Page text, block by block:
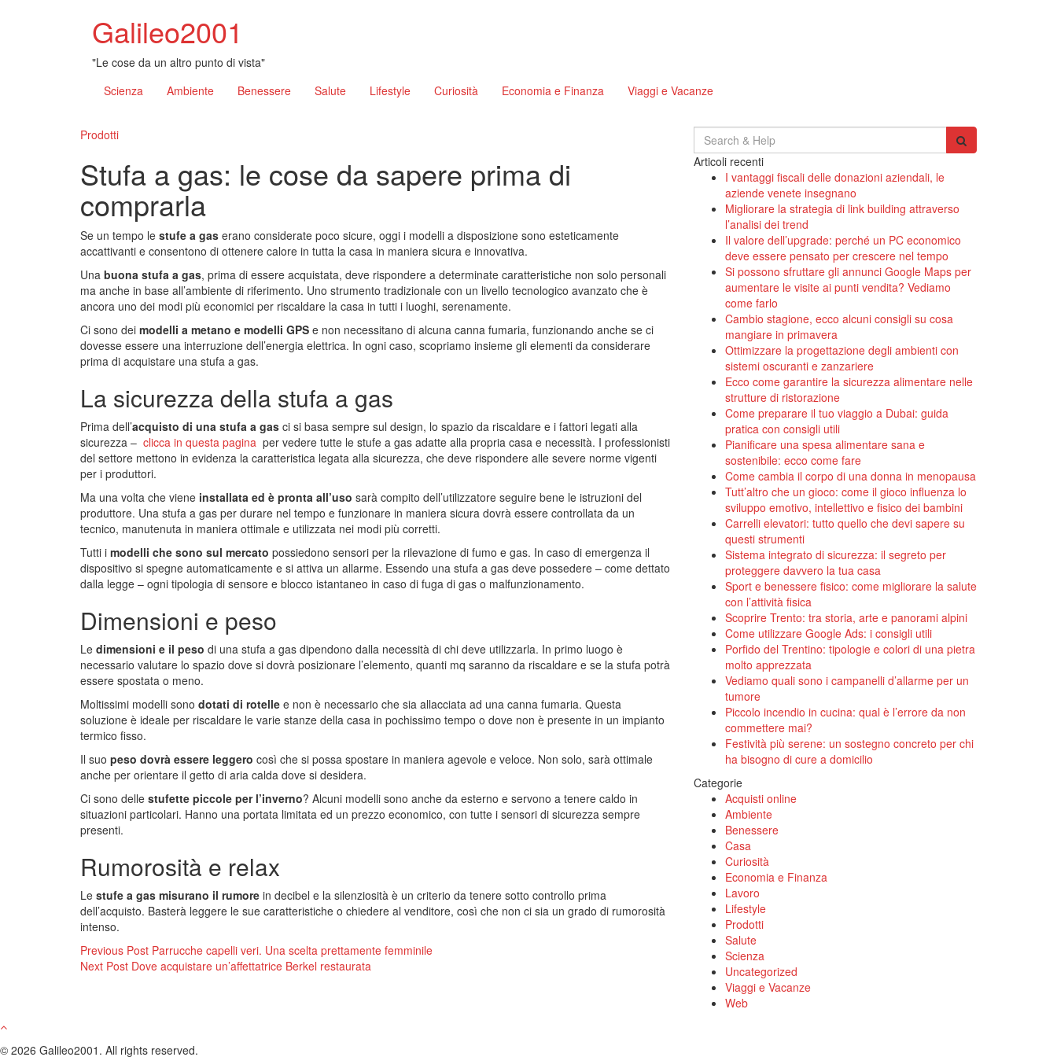
Galileo2001
"Le cose da un altro punto di vista"
Scienza
Ambiente Benessere Salute Lifestyle Curiosità Economia e Finanza Viaggi e Vacanze
Prodotti
Stufa a gas: le cose da sapere prima di
comprarla
Se un tempo le stufe a gas erano considerate poco sicure, oggi i modelli a disposizione sono esteticamente
accattivanti e consentono di ottenere calore in tutta la casa in maniera sicura e innovativa.
Una buona stufa a gas, prima di essere acquistata, deve rispondere a determinate caratteristiche non solo personali
ma anche in base all’ambiente di riferimento. Uno strumento tradizionale con un livello tecnologico avanzato che è
ancora uno dei modi più economici per riscaldare la casa in tutti i luoghi, serenamente.
Ci sono dei modelli a metano e modelli GPS e non necessitano di alcuna canna fumaria, funzionando anche se ci
dovesse essere una interruzione dell’energia elettrica. In ogni caso, scopriamo insieme gli elementi da considerare
prima di acquistare una stufa a gas.
La sicurezza della stufa a gas
Prima dell’acquisto di una stufa a gas ci si basa sempre sul design, lo spazio da riscaldare e i fattori legati alla
sicurezza – clicca in questa pagina per vedere tutte le stufe a gas adatte alla propria casa e necessità. I professionisti
del settore mettono in evidenza la caratteristica legata alla sicurezza, che deve rispondere alle severe norme vigenti
per i produttori.
Ma una volta che viene installata ed è pronta all’uso sarà compito dell’utilizzatore seguire bene le istruzioni del
produttore. Una stufa a gas per durare nel tempo e funzionare in maniera sicura dovrà essere controllata da un
tecnico, manutenuta in maniera ottimale e utilizzata nei modi più corretti.
Tutti i modelli che sono sul mercato possiedono sensori per la rilevazione di fumo e gas. In caso di emergenza il
dispositivo si spegne automaticamente e si attiva un allarme. Essendo una stufa a gas deve possedere – come dettato
dalla legge – ogni tipologia di sensore e blocco istantaneo in caso di fuga di gas o malfunzionamento.
Dimensioni e peso
Le dimensioni e il peso di una stufa a gas dipendono dalla necessità di chi deve utilizzarla. In primo luogo è
necessario valutare lo spazio dove si dovrà posizionare l’elemento, quanti mq saranno da riscaldare e se la stufa potrà
essere spostata o meno.
Moltissimi modelli sono dotati di rotelle e non è necessario che sia allacciata ad una canna fumaria. Questa
soluzione è ideale per riscaldare le varie stanze della casa in pochissimo tempo o dove non è presente in un impianto
termico fisso.
Il suo peso dovrà essere leggero così che si possa spostare in maniera agevole e veloce. Non solo, sarà ottimale
anche per orientare il getto di aria calda dove si desidera.
Ci sono delle stufette piccole per l’inverno? Alcuni modelli sono anche da esterno e servono a tenere caldo in
situazioni particolari. Hanno una portata limitata ed un prezzo economico, con tutte i sensori di sicurezza sempre
presenti.
Rumorosità e relax
Le stufe a gas misurano il rumore in decibel e la silenziosità è un criterio da tenere sotto controllo prima
dell’acquisto. Basterà leggere le sue caratteristiche o chiedere al venditore, così che non ci sia un grado di rumorosità
intenso.
Navigazione
articoli
Previous Post Parrucche capelli veri. Una scelta prettamente femminile
Next Post Dove acquistare un’affettatrice Berkel restaurata
Search
for:
Articoli recenti
I vantaggi fiscali delle donazioni aziendali, le
aziende venete insegnano
Migliorare la strategia di link building attraverso
l’analisi dei trend
Il valore dell’upgrade: perché un PC economico
deve essere pensato per crescere nel tempo
Si possono sfruttare gli annunci Google Maps per
aumentare le visite ai punti vendita? Vediamo
come farlo
Cambio stagione, ecco alcuni consigli su cosa
mangiare in primavera
Ottimizzare la progettazione degli ambienti con
sistemi oscuranti e zanzariere
Ecco come garantire la sicurezza alimentare nelle
strutture di ristorazione
Come preparare il tuo viaggio a Dubai: guida
pratica con consigli utili
Pianificare una spesa alimentare sana e
sostenibile: ecco come fare
Come cambia il corpo di una donna in menopausa
Tutt’altro che un gioco: come il gioco influenza lo
sviluppo emotivo, intellettivo e fisico dei bambini
Carrelli elevatori: tutto quello che devi sapere su
questi strumenti
Sistema integrato di sicurezza: il segreto per
proteggere davvero la tua casa
Sport e benessere fisico: come migliorare la salute
con l’attività fisica
Scoprire Trento: tra storia, arte e panorami alpini
Come utilizzare Google Ads: i consigli utili
Porfido del Trentino: tipologie e colori di una pietra
molto apprezzata
Vediamo quali sono i campanelli d’allarme per un
tumore
Piccolo incendio in cucina: qual è l’errore da non
commettere mai?
Festività più serene: un sostegno concreto per chi
ha bisogno di cure a domicilio
Categorie
Acquisti online
Ambiente
Benessere
Casa
Curiosità
Economia e Finanza
Lavoro
Lifestyle
Prodotti
Salute
Scienza
Uncategorized
Viaggi e Vacanze
Web
© 2026 Galileo2001. All rights reserved.